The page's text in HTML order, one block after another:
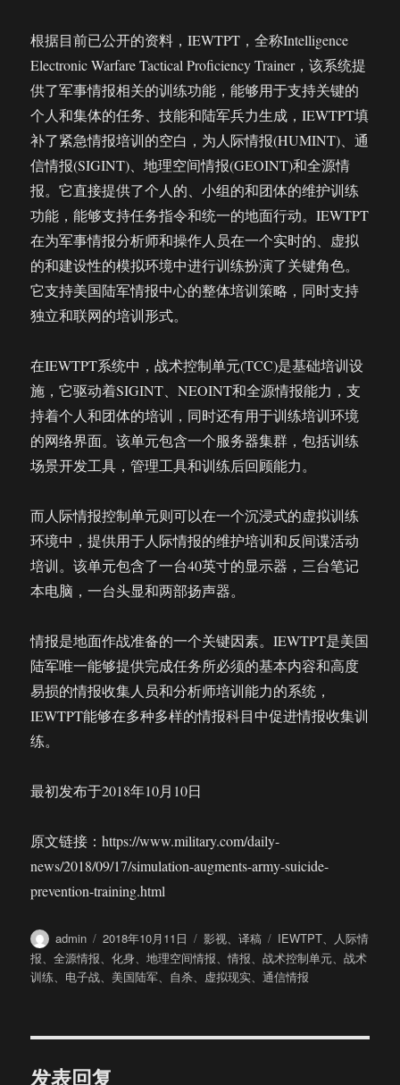
根据目前已公开的资料，IEWTPT，全称Intelligence
Electronic Warfare Tactical Proficiency Trainer，该系统提
供了军事情报相关的训练功能，能够用于支持关键的
个人和集体的任务、技能和陆军兵力生成，IEWTPT填
补了紧急情报培训的空白，为人际情报(HUMINT)、通
信情报(SIGINT)、地理空间情报(GEOINT)和全源情
报。它直接提供了个人的、小组的和团体的维护训练
功能，能够支持任务指令和统一的地面行动。IEWTPT
在为军事情报分析师和操作人员在一个实时的、虚拟
的和建设性的模拟环境中进行训练扮演了关键角色。
它支持美国陆军情报中心的整体培训策略，同时支持
独立和联网的培训形式。
在IEWTPT系统中，战术控制单元(TCC)是基础培训设
施，它驱动着SIGINT、NEOINT和全源情报能力，支
持着个人和团体的培训，同时还有用于训练培训环境
的网络界面。该单元包含一个服务器集群，包括训练
场景开发工具，管理工具和训练后回顾能力。
而人际情报控制单元则可以在一个沉浸式的虚拟训练
环境中，提供用于人际情报的维护培训和反间谍活动
培训。该单元包含了一台40英寸的显示器，三台笔记
本电脑，一台头显和两部扬声器。
情报是地面作战准备的一个关键因素。IEWTPT是美国
陆军唯一能够提供完成任务所必须的基本内容和高度
易损的情报收集人员和分析师培训能力的系统，
IEWTPT能够在多种多样的情报科目中促进情报收集训
练。
最初发布于2018年10月10日
原文链接：https://www.military.com/daily-
news/2018/09/17/simulation-augments-army-suicide-
prevention-training.html
作
者
admin
发
布
于
2018年10月11日
分
类
影视、译稿
标
签
IEWTPT、 人际情
报、全源情报、化身、地理空间情报、情报、战术控制单元、战术
训练、 电子战、 美国陆军、 自杀、 虚拟现实、通信情报
发表回复